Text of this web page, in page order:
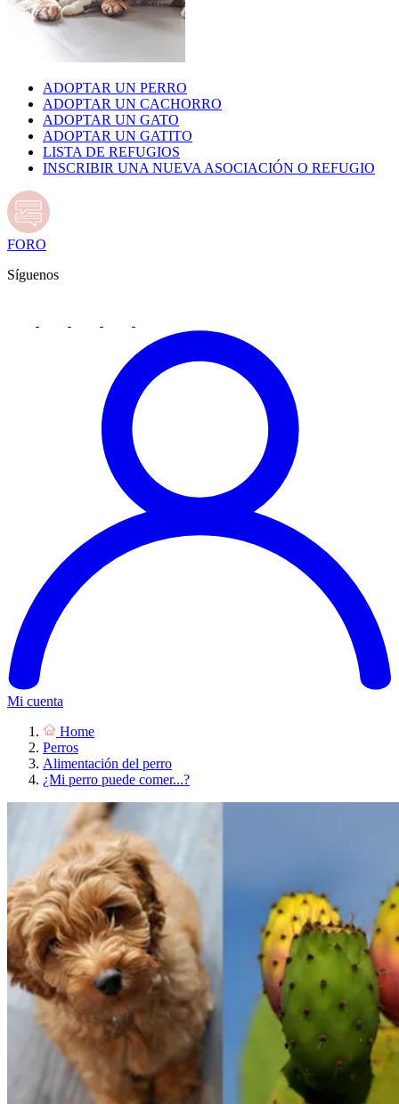
ADOPTAR UN PERRO
ADOPTAR UN CACHORRO
ADOPTAR UN GATO
ADOPTAR UN GATITO
LISTA DE REFUGIOS
INSCRIBIR UNA NUEVA ASOCIACIÓN O REFUGIO
FORO
Síguenos
Mi cuenta
Home
Perros
Alimentación del perro
¿Mi perro puede comer...?